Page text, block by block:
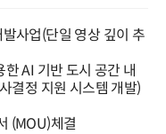
사업(단일 영상 깊이 추
AI 기반 도시 공간 내
결정 지원 시스템 개발)
(MOU)체결